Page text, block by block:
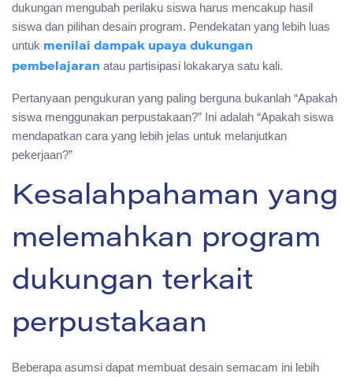
dukungan mengubah perilaku siswa harus mencakup hasil
siswa dan pilihan desain program. Pendekatan yang lebih luas
untuk menilai dampak upaya dukungan
pembelajaran atau partisipasi lokakarya satu kali.
Pertanyaan pengukuran yang paling berguna bukanlah “Apakah
siswa menggunakan perpustakaan?” Ini adalah “Apakah siswa
mendapatkan cara yang lebih jelas untuk melanjutkan
pekerjaan?”
Kesalahpahaman yang
melemahkan program
dukungan terkait
perpustakaan
Beberapa asumsi dapat membuat desain semacam ini lebih